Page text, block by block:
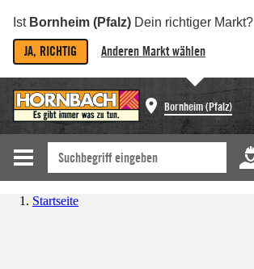
Ist Bornheim (Pfalz) Dein richtiger Markt?
JA, RICHTIG Anderen Markt wählen
Bornheim (Pfalz)
Startseite